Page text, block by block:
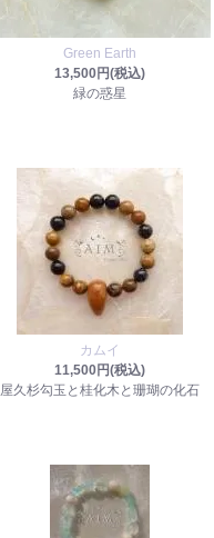
Green Earth
13,500円(税込)
緑の惑星
カムイ
11,500円(税込)
屋久杉勾玉と桂化木と珊瑚の化石